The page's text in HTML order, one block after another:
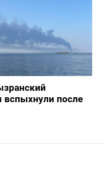
вспыхнули после